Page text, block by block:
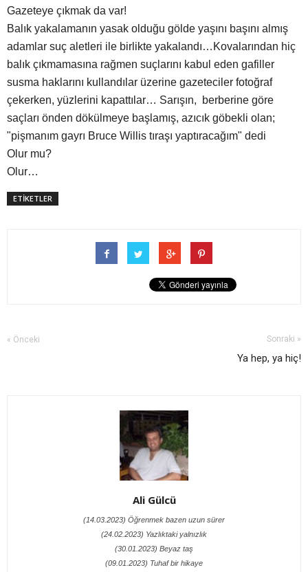
Gazeteye çıkmak da var!
Balık yakalamanın yasak olduğu gölde yaşını başını almış
adamlar suç aletleri ile birlikte yakalandı…Kovalarından hiç
balık çıkmamasına rağmen suçlarını kabul eden gafiller
susma haklarını kullandılar üzerine gazeteciler fotoğraf
çekerken, yüzlerini kapattılar… Sarışın, berberine göre
saçları önden dökülmeye başlamış, azıcık göbekli olan;
"pişmanım gayrı Bruce Willis tıraşı yaptıracağım" dedi
Olur mu?
Olur…
ETİKETLER
« Önceki Sonraki »
Ya hep, ya hiç!
Ali Gülcü
(14.03.2023) Öğrenmek bazen uzun sürer
(24.02.2023) Yazlıktaki yalnızlık
(30.01.2023) Beyaz taş
(09.01.2023) Tuhaf bir hikaye